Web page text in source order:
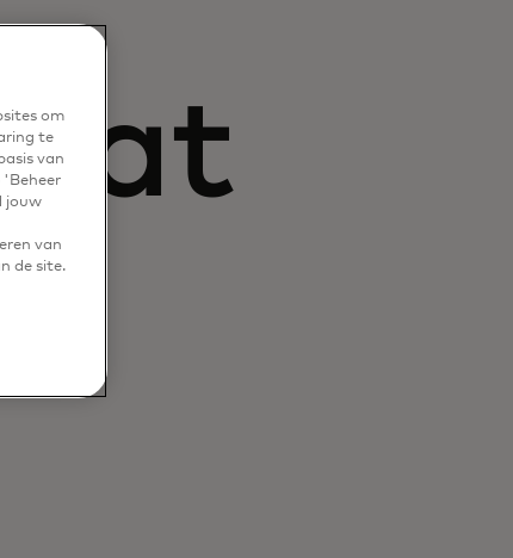
om
te
van
'Beheer
jouw
van
de site.